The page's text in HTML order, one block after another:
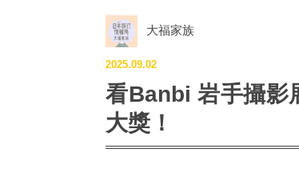
大福家族
2025.09.02
看Banbi 岩手攝影
大獎！